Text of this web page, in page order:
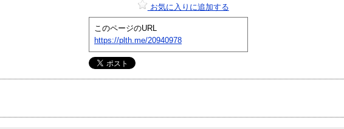
お気に入りに追加する
このページのURL
https://plth.me/20940978